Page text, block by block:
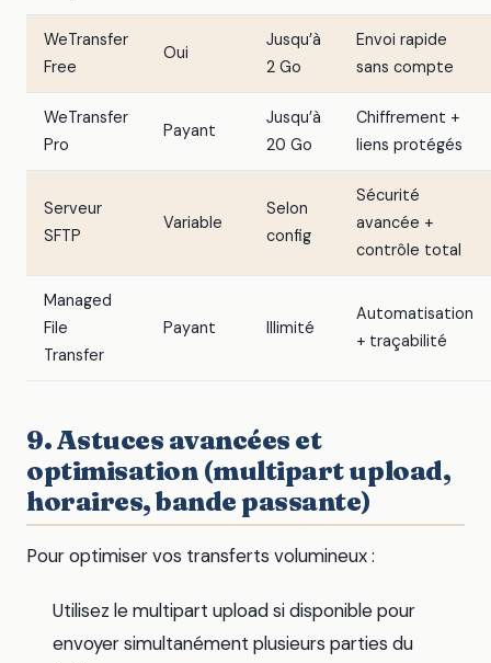
WeTransfer
Free
Oui
Jusqu’à
2 Go
Envoi rapide
sans compte
WeTransfer
Pro
Payant
Jusqu’à
20 Go
Chiffrement +
liens protégés
Serveur
SFTP
Variable
Selon
config
Sécurité
avancée +
contrôle total
Managed
File
Transfer
Payant Illimité
Automatisation
+ traçabilité
9. Astuces avancées et
optimisation (multipart upload,
horaires, bande passante)
Pour optimiser vos transferts volumineux :
Utilisez le multipart upload si disponible pour
envoyer simultanément plusieurs parties du